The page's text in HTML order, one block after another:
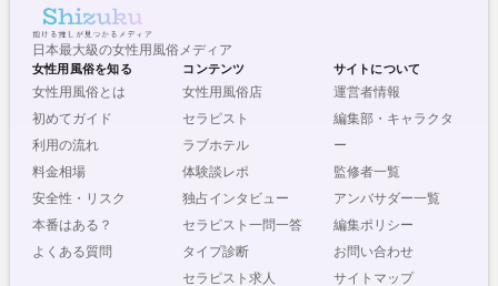
日本最大級の女性用風俗メディア
女性用風俗を知る
女性用風俗とは
初めてガイド
利用の流れ
料金相場
安全性・リスク
本番はある？
よくある質問
コンテンツ
女性用風俗店
セラピスト
ラブホテル
体験談レポ
独占インタビュー
セラピスト一問一答
タイプ診断
セラピスト求人
サイトについて
運営者情報
編集部・キャラクタ
ー
監修者一覧
アンバサダー一覧
編集ポリシー
お問い合わせ
サイトマップ